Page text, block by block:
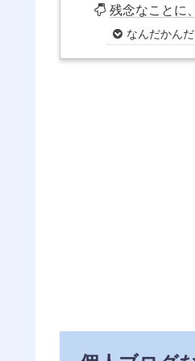
残念なことに
なんだかん